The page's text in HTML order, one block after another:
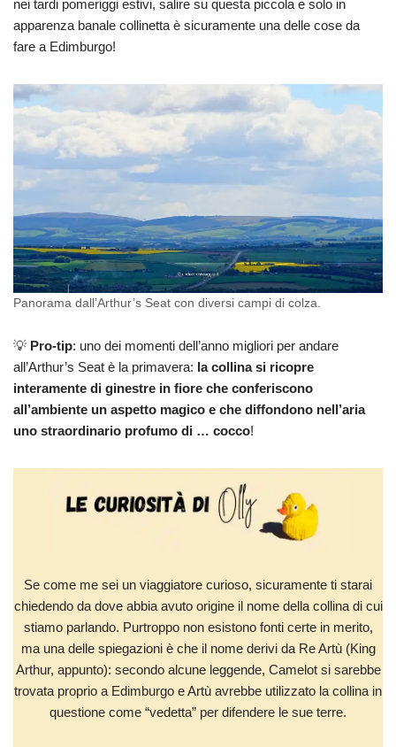
nei tardi pomeriggi estivi, salire su questa piccola e solo in
apparenza banale collinetta è sicuramente una delle cose da
fare a Edimburgo!
Panorama dall’Arthur’s Seat con diversi campi di colza.
💡 Pro-tip: uno dei momenti dell’anno migliori per andare
all’Arthur’s Seat è la primavera: la collina si ricopre
interamente di ginestre in fiore che conferiscono
all’ambiente un aspetto magico e che diffondono nell’aria
uno straordinario profumo di … cocco!
Se come me sei un viaggiatore curioso, sicuramente ti starai
chiedendo da dove abbia avuto origine il nome della collina di cui
stiamo parlando. Purtroppo non esistono fonti certe in merito,
ma una delle spiegazioni è che il nome derivi da Re Artù (King
Arthur, appunto): secondo alcune leggende, Camelot si sarebbe
trovata proprio a Edimburgo e Artù avrebbe utilizzato la collina in
questione come “vedetta” per difendere le sue terre.